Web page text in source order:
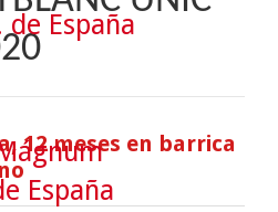
12 meses en barrica
de España
España